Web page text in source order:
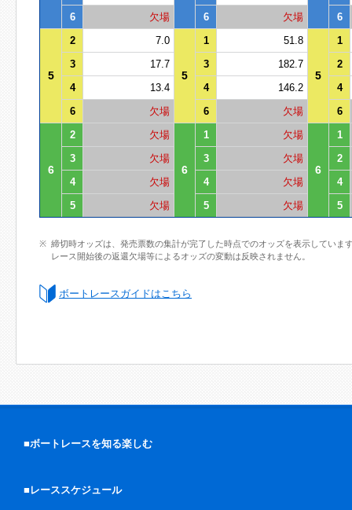
6
欠場 6 欠場 6
5
2 7.0
5
1 51.8
5
1
3
17.7 3 182.7
2
4
13.4 4 146.2
4
6
欠場 6 欠場 6
6
2 欠場
6
1 欠場
6
1
3
欠場 3 欠場
2
4
欠場 4 欠場
4
5
欠場 5 欠場 5
締切時オッズは、発売票数の集計が完了した時点でのオッズを表示していま
レース開始後の返還欠場等によるオッズの変動は反映されません。
ボートレースガイドはこちら
■ボートレースを知る楽しむ
■レーススケジュール